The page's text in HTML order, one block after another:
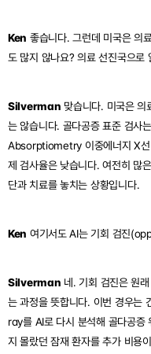
Ken 좋습니다. 그런데 미국은 의
도 많지 않나요? 의료 선진국으로
Silverman 맞습니다. 미국은 의
는 않습니다. 골다공증 표준 검
Absorptiometry 이중에너지 X선
제 검사율은 낮습니다. 여전히 많
단과 치료를 놓치는 상황입니다.
Ken 여기서도 AI는 기회 검진
Silverman 네. 기회 검진은 원
는 과정을 뜻합니다. 이번 경우는
ray를 AI로 다시 분석해 골다공증
지 몰랐던 잠재 환자를 추가 비용